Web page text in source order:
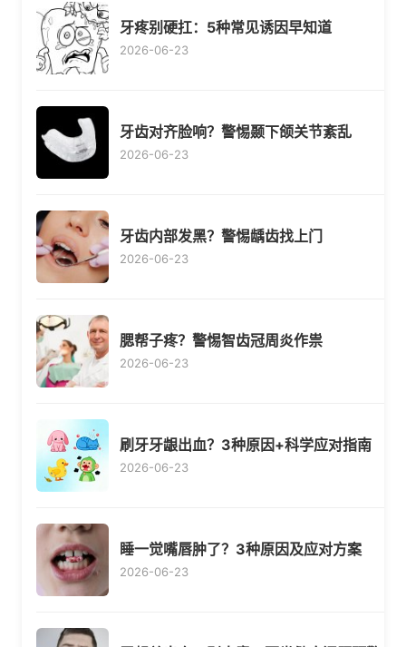
牙疼别硬扛：5种常见诱因早知道
2026-06-23
牙齿对齐脸响？警惕颞下颌关节紊乱
2026-06-23
牙齿内部发黑？警惕龋齿找上门
2026-06-23
腮帮子疼？警惕智齿冠周炎作祟
2026-06-23
刷牙牙龈出血？3种原因+科学应对指南
2026-06-23
睡一觉嘴唇肿了？3种原因及应对方案
2026-06-23